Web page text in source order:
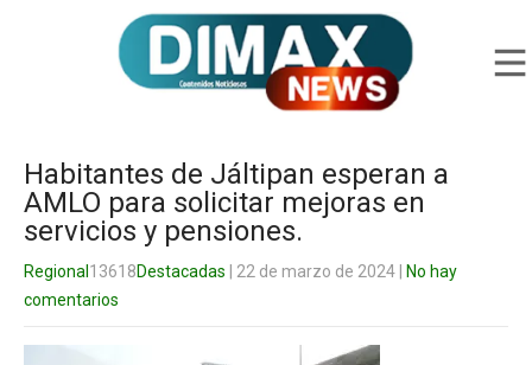
Habitantes de Jáltipan esperan a
AMLO para solicitar mejoras en
servicios y pensiones.
Regional 13618Destacadas | 22 de marzo de 2024
No hay
comentarios